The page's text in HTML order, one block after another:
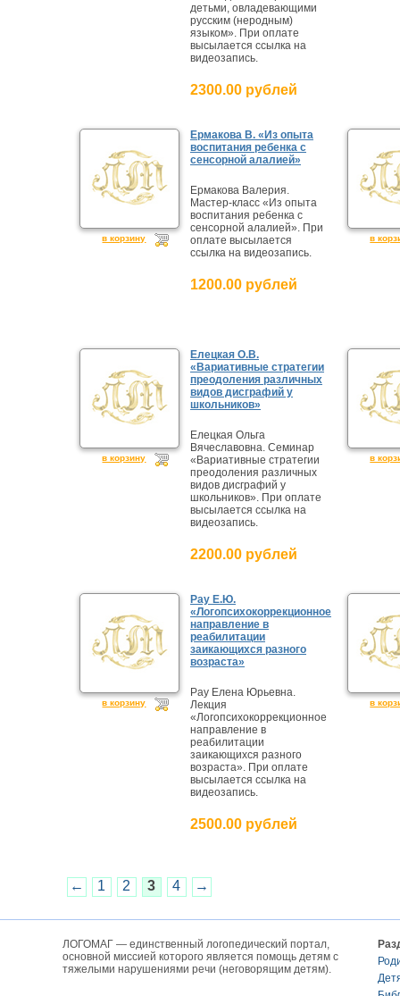
детьми, овладевающими
русским (неродным)
языком». При оплате
высылается ссылка на
видеозапись.
2300.00 рублей
в корзину
Ермакова В. «Из опыта
воспитания ребенка с
сенсорной алалией»
Ермакова Валерия.
Мастер-класс «Из опыта
воспитания ребенка с
сенсорной алалией». При
оплате высылается
ссылка на видеозапись.
1200.00 рублей
в
в корзину
Елецкая О.В.
«Вариативные стратегии
преодоления различных
видов дисграфий у
школьников»
Елецкая Ольга
Вячеславовна. Cеминар
«Вариативные стратегии
преодоления различных
видов дисграфий у
школьников». При оплате
высылается ссылка на
видеозапись.
2200.00 рублей
в
в корзину
Рау Е.Ю.
«Логопсихокоррекционное
направление в
реабилитации
заикающихся разного
возраста»
Рау Елена Юрьевна.
Лекция
«Логопсихокоррекционное
направление в
реабилитации
заикающихся разного
возраста». При оплате
высылается ссылка на
видеозапись.
2500.00 рублей
в
← 1 2 3 4 →
ЛОГОМАГ — единственный логопедический портал,
основной миссией которого является помощь детям с
тяжелыми нарушениями речи (неговорящим детям).